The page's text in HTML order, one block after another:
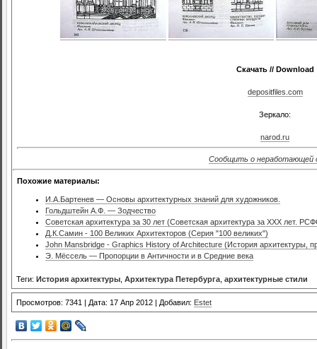
Скачать // Download
depositfiles.com
Зеркало:
narod.ru
Сообщить о неработающей
Похожие материалы:
И.А.Бартенев — Основы архитектурных знаний для художников.
Гольдштейн А.Ф. — Зодчество
Советская архитектура за 30 лет (Советская архитектура за XXX лет.
Д.К.Самин - 100 Великих Архитекторов (Серия "100 великих")
John Mansbridge - Graphics History of Architecture (История архитектуры,
Э. Мёссель — Пропорции в Античности и в Средние века
Теги: История архитектуры Архитектура Петербурга архитектурные стили
Просмотров: 7341 | Дата: 17 Апр 2012 | Добавил: Estet